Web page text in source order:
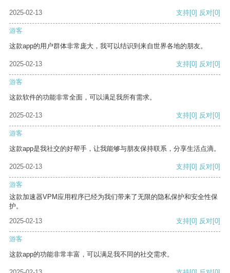
2025-02-13 支持[0] 反对[0]
游客
这款app的用户群体非常庞大，我可以结识到来自世界各地的朋友。
2025-02-13 支持[0] 反对[0]
游客
这款软件的功能非常全面，可以满足我所有需求。
2025-02-13 支持[0] 反对[0]
游客
这款app是我社交的好帮手，让我能够与朋友保持联系，分享生活点滴。
2025-02-13 支持[0] 反对[0]
游客
这款加速器VPM应用程序已经为我们带来了无限的隐私保护和安全性保
护。
2025-02-13
支持[0] 反对[0]
游客
这款app的功能非常丰富，可以满足我不同的社交需求。